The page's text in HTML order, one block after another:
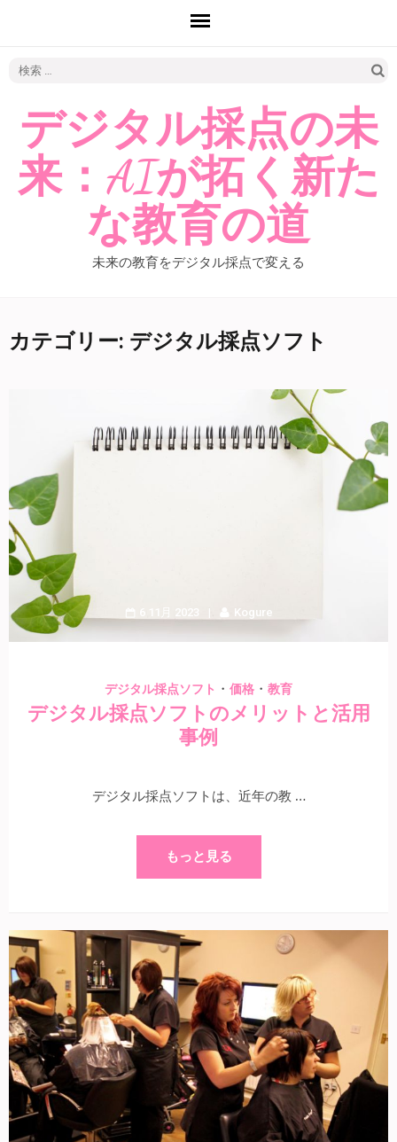
索:
デジタル採点の未
来：AIが拓く新た
な教育の道
未来の教育をデジタル採点で変える
カテゴリー: デジタル採点ソフト
6 11月 2023 Kogure
デジタル採点ソフト ・ 価格 ・ 教育
デジタル採点ソフトのメリットと活用
事例
デジタル採点ソフトは、近年の教 …
もっと見る